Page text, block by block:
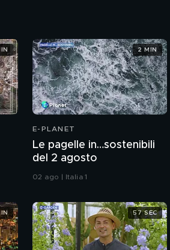
E-PLANET
Le pagelle in…sostenibili
del 2 agosto
02 ago | Italia 1
2 MIN
57 SEC